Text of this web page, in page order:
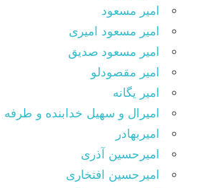
امیر مسعود
امیر مسعود امیری
امیر مسعود صدیق
امیر مقصودلو
امیر یگانه
امیرال و سهیل خدابنده و طرفه
امیربهادر
امیرحسین آذری
امیرحسین افتخاری